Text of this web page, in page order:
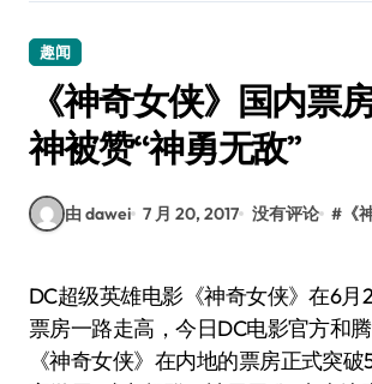
趣闻
《神奇女侠》国内票
神被赞“神勇无敌”
由 dawei 7 月 20, 2017 没有评论 # 《
DC超级英雄电影《神奇女侠》在6月2日全球上映，
票房一路走高，今日DC电影官方和
《神奇女侠》在内地的票房正式突